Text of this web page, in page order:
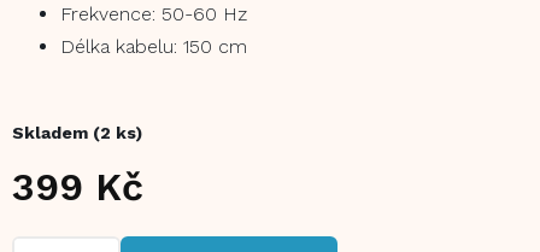
399 Kč
Skladem (2 ks)
Frekvence: 50-60 Hz
Délka kabelu: 150 cm